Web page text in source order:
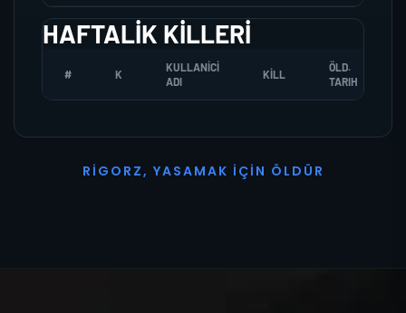
HAFTALIK KILLERI
# K
KULLANICI
ADI
KILL
ÖLD.
TARIH
R I G O R Z, YASAMAK İ ÇI N Ö L D Ü R